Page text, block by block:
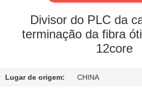
FÁBRICA
QUALIDADE
Divisor do PLC da
terminação da fibra
12core
Lugar de origem: CHINA